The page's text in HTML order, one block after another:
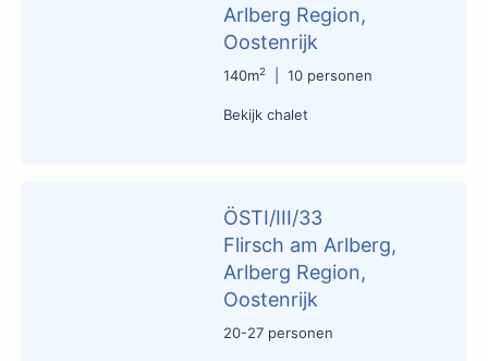
Arlberg Region,
Oostenrijk
140m2 10 personen
Bekijk chalet
ÖSTI/III/33
Flirsch am Arlberg,
Arlberg Region,
Oostenrijk
20-27 personen